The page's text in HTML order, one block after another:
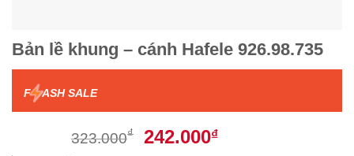
Bản lề khung – cánh Hafele 926.98.735
F ASH SALE
323.000₫
Giá
242.000₫Giá